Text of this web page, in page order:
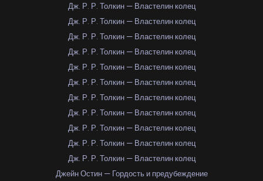
Дж. Р. Р. Толкин — Властелин колец
Дж. Р. Р. Толкин — Властелин колец
Дж. Р. Р. Толкин — Властелин колец
Дж. Р. Р. Толкин — Властелин колец
Дж. Р. Р. Толкин — Властелин колец
Дж. Р. Р. Толкин — Властелин колец
Дж. Р. Р. Толкин — Властелин колец
Дж. Р. Р. Толкин — Властелин колец
Дж. Р. Р. Толкин — Властелин колец
Дж. Р. Р. Толкин — Властелин колец
Дж. Р. Р. Толкин — Властелин колец
Джейн Остин — Гордость и предубеждение